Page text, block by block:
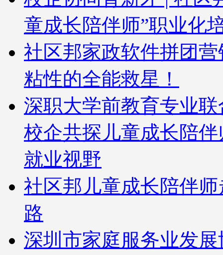
童成长陪伴师”职业化
社区邦家政软件拼团
粘性的全能救星！
深职大学前教育专业
校企共探儿童成长陪
就业视野
社区邦儿童成长陪伴
路
深圳市家庭服务业发